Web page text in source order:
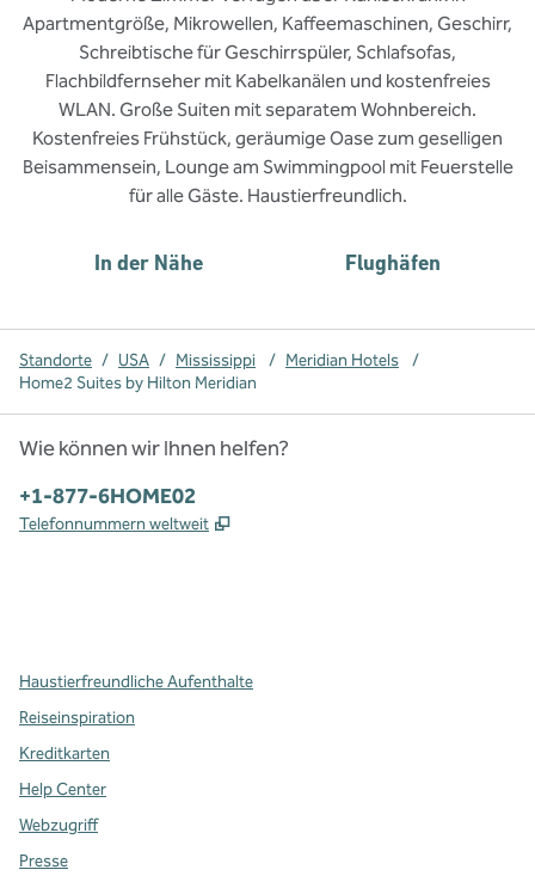
Apartmentgröße, Mikrowellen, Kaffeemaschinen, Geschirr,
Schreibtische für Geschirrspüler, Schlafsofas,
Flachbildfernseher mit Kabelkanälen und kostenfreies
WLAN. Große Suiten mit separatem Wohnbereich.
Kostenfreies Frühstück, geräumige Oase zum geselligen
Beisammensein, Lounge am Swimmingpool mit Feuerstelle
für alle Gäste. Haustierfreundlich.
In der Nähe Flughäfen
Standorte / USA / Mississippi / Meridian Hotels
/
Home2 Suites by Hilton Meridian
Wie können wir Ihnen helfen?
Telefon:
+1-877-6HOME02
Telefonnummern weltweit ,
Haustierfreundliche Aufenthalte
Reiseinspiration
Kreditkarten
Help Center
Webzugriff
Presse